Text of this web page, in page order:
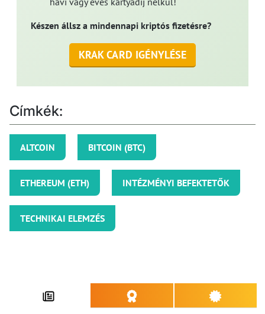
Készen állsz a mindennapi kriptós fizetésre?
KRAK CARD IGÉNYLÉSE
Címkék:
ALTCOIN BITCOIN (BTC)
ETHEREUM (ETH) INTÉZMÉNYI BEFEKTETŐK
TECHNIKAI ELEMZÉS